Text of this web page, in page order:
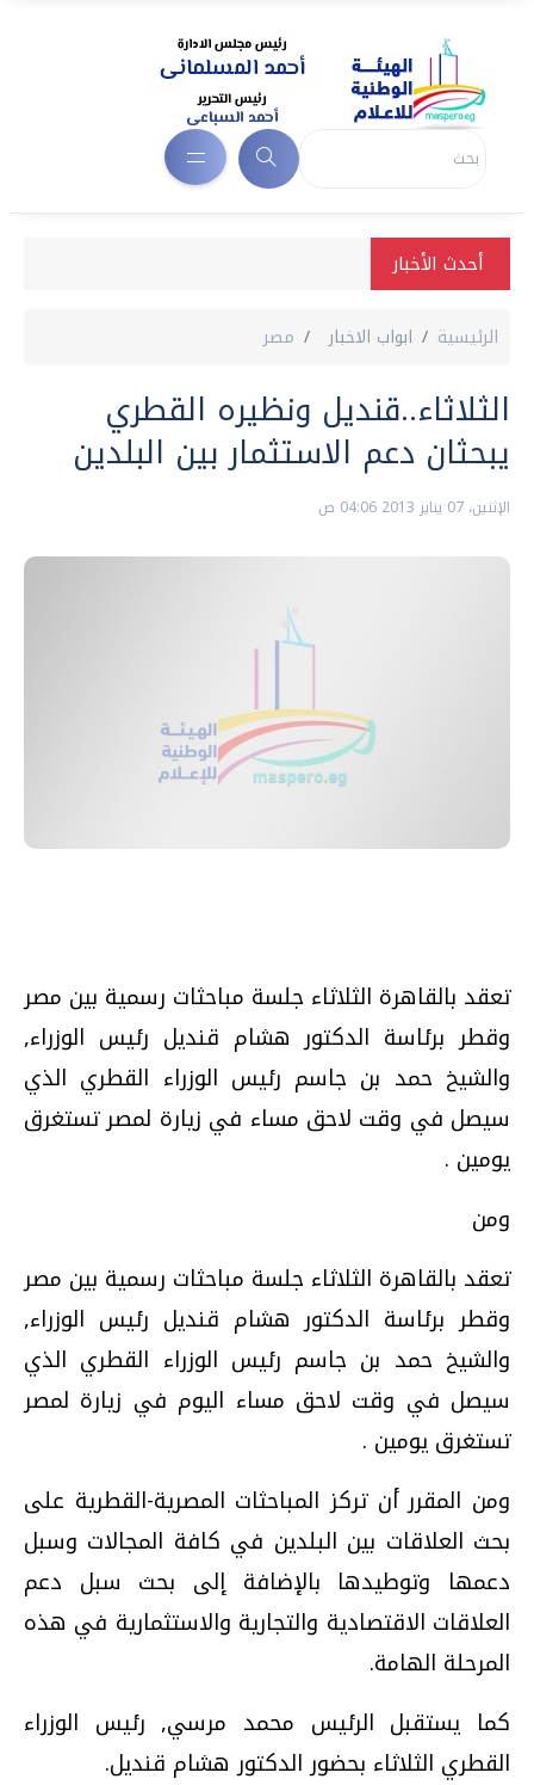
أحدث الأخبار
الرئيسية ابواب الاخبار مصر
الثلاثاء..قنديل ونظيره القطري
يبحثان دعم الاستثمار بين البلدين
الإثنين، 07 يناير 2013 04:06 ص
تعقد بالقاهرة الثلاثاء جلسة مباحثات رسمية بين مصر
وقطر برئاسة الدكتور هشام قنديل رئيس الوزراء,
والشيخ حمد بن جاسم رئيس الوزراء القطري الذي
سيصل في وقت لاحق مساء في زيارة لمصر تستغرق
يومين .
ومن
تعقد بالقاهرة الثلاثاء جلسة مباحثات رسمية بين مصر
وقطر برئاسة الدكتور هشام قنديل رئيس الوزراء,
والشيخ حمد بن جاسم رئيس الوزراء القطري الذي
سيصل في وقت لاحق مساء اليوم في زيارة لمصر
تستغرق يومين .
ومن المقرر أن تركز المباحثات المصرية-القطرية على
بحث العلاقات بين البلدين في كافة المجالات وسبل
دعمها وتوطيدها بالإضافة إلى بحث سبل دعم
العلاقات الاقتصادية والتجارية والاستثمارية في هذه
المرحلة الهامة.
كما يستقبل الرئيس محمد مرسي, رئيس الوزراء
القطري الثلاثاء بحضور الدكتور هشام قنديل.